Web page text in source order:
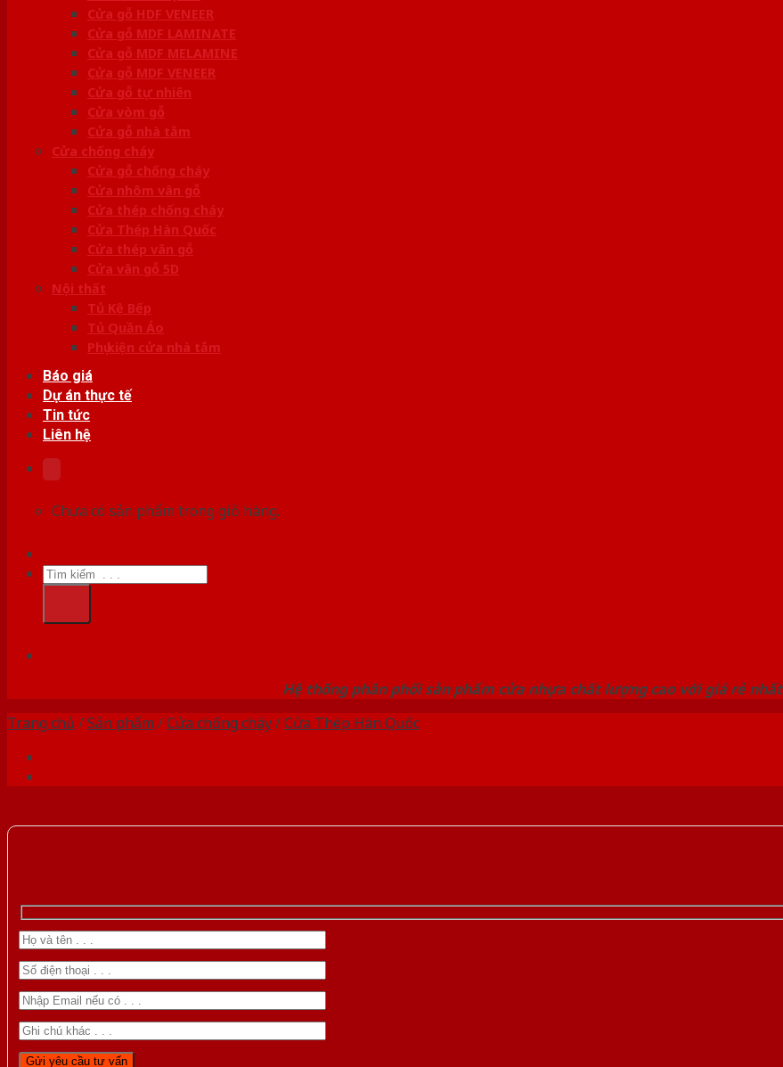
Cửa gỗ HDF VENEER
Cửa gỗ MDF LAMINATE
Cửa gỗ MDF MELAMINE
Cửa gỗ MDF VENEER
Cửa gỗ tự nhiên
Cửa vòm gỗ
Cửa gỗ nhà tắm
Cửa chống cháy
Cửa gỗ chống cháy
Cửa nhôm vân gỗ
Cửa thép chống cháy
Cửa Thép Hàn Quốc
Cửa thép vân gỗ
Cửa vân gỗ 5D
Nội thất
Tủ Kệ Bếp
Tủ Quần Áo
Phụ kiện cửa nhà tắm
Báo giá
Dự án thực tế
Tin tức
Liên hệ
Chưa có sản phẩm trong giỏ hàng.
Tìm
kiếm:
Hệ thống phân phối sản phẩm cửa nhựa chất lượng cao với giá rẻ nhất
Trang chủ /Sản phẩm /Cửa chống cháy/Cửa Thép Hàn Quốc